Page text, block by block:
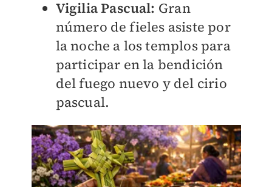
Vigilia Pascual: Gran
número de fieles asiste por
la noche a los templos para
participar en la bendición
del fuego nuevo y del cirio
pascual.